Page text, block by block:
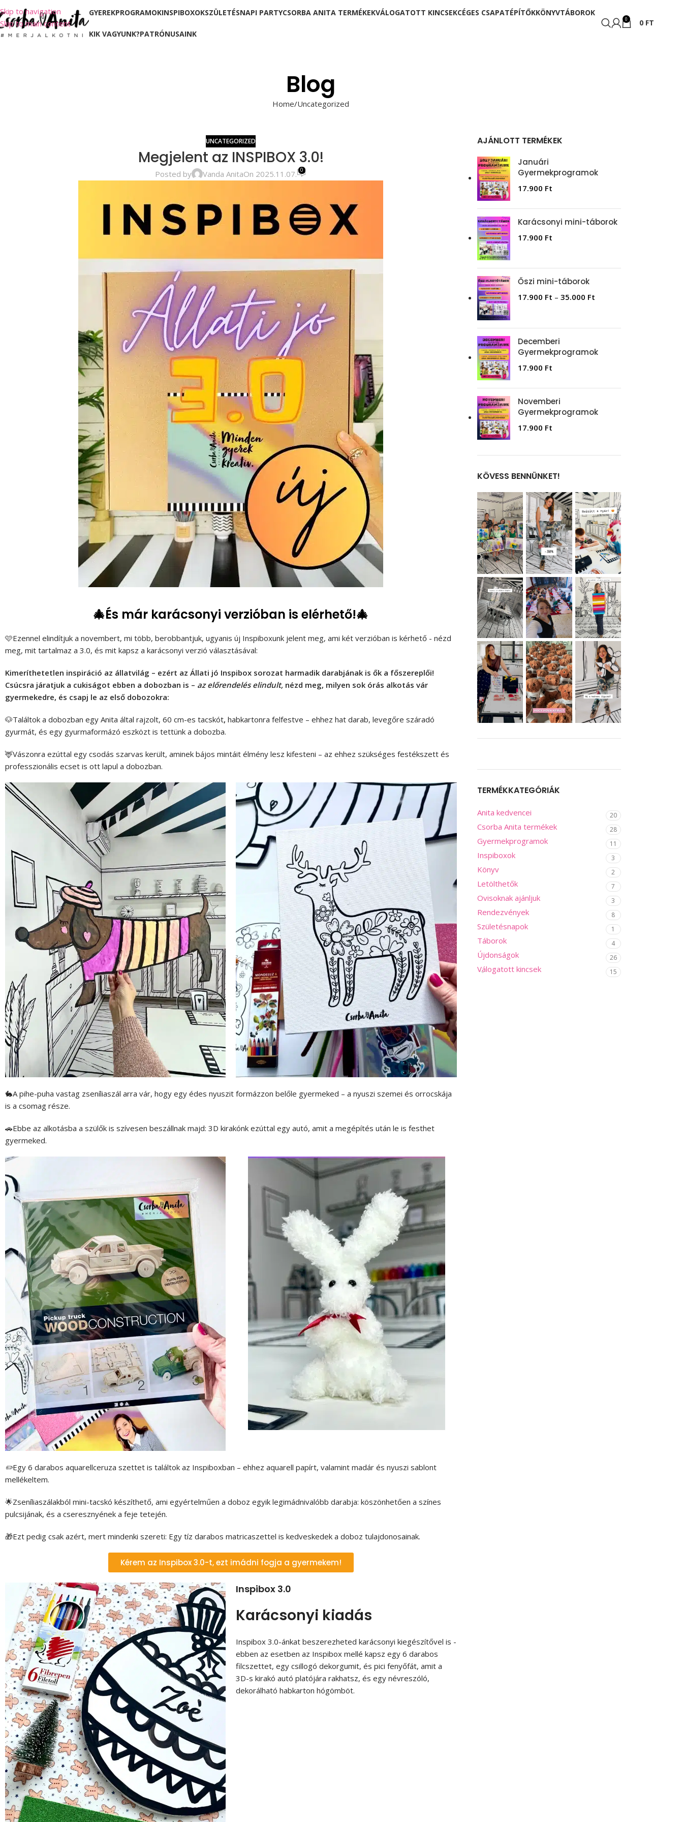
Skip to navigation
Skip to main content
GYEREKPROGRAMOKINSPIBOXOKSZÜLETÉSNAPI PARTYCSORBA ANITA TERMÉKEKVÁLOGATOTT KINCSEKCÉGES CSAPATÉPÍTŐKKÖNYVTÁBOROK
KIK VAGYUNK?PATRÓNUSAINK
0 0 FT
Blog
Home Uncategorized
UNCATEGORIZED
Megjelent az INSPIBOX 3.0!
Posted by Vanda AnitaOn 2025.11.07. 0
🎄És már karácsonyi verzióban is elérhető!🎄
🩷Ezennel elindítjuk a novembert, mi több, berobbantjuk, ugyanis új Inspiboxunk jelent meg, ami két verzióban is kérhető - nézd
meg, mit tartalmaz a 3.0, és mit kapsz a karácsonyi verzió választásával:
Kimeríthetetlen inspiráció az állatvilág – ezért az Állati jó Inspibox sorozat harmadik darabjának is ők a főszereplői!
Csúcsra járatjuk a cukiságot ebben a dobozban is – az előrendelés elindult, nézd meg, milyen sok órás alkotás vár
gyermekedre, és csapj le az első dobozokra:
🐶Találtok a dobozban egy Anita által rajzolt, 60 cm-es tacskót, habkartonra felfestve – ehhez hat darab, levegőre száradó
gyurmát, és egy gyurmaformázó eszközt is tettünk a dobozba.
🦌Vászonra ezúttal egy csodás szarvas került, aminek bájos mintáit élmény lesz kifesteni – az ehhez szükséges festékszett és
professzionális ecset is ott lapul a dobozban.
🐇A pihe-puha vastag zseníliaszál arra vár, hogy egy édes nyuszit formázzon belőle gyermeked – a nyuszi szemei és orrocskája
is a csomag része.
🚗Ebbe az alkotásba a szülők is szívesen beszállnak majd: 3D kirakónk ezúttal egy autó, amit a megépítés után le is festhet
gyermeked.
✏️Egy 6 darabos aquarellceruza szettet is találtok az Inspiboxban – ehhez aquarell papírt, valamint madár és nyuszi sablont
mellékeltem.
🌟Zseníliaszálakból mini-tacskó készíthető, ami egyértelműen a doboz egyik legimádnivalóbb darabja: köszönhetően a színes
pulcsijának, és a cseresznyének a feje tetején.
🎁Ezt pedig csak azért, mert mindenki szereti: Egy tíz darabos matricaszettel is kedveskedek a doboz tulajdonosainak.
Kérem az Inspibox 3.0-t, ezt imádni fogja a gyermekem!
Inspibox 3.0
Karácsonyi kiadás
Inspibox 3.0-ánkat beszerezheted karácsonyi kiegészítővel is -
ebben az esetben az Inspibox mellé kapsz egy 6 darabos
filcszettet, egy csillogó dekorgumit, és pici fenyőfát, amit a
3D-s kirakó autó platójára rakhatsz, és egy névreszóló,
dekorálható habkarton hógömböt.
AJÁNLOTT TERMÉKEK
Januári
Gyermekprogramok
17.900 Ft
Karácsonyi mini-táborok
17.900 Ft
Őszi mini-táborok
17.900 Ft – 35.000 Ft
Decemberi
Gyermekprogramok
17.900 Ft
Novemberi
Gyermekprogramok
17.900 Ft
KÖVESS BENNÜNKET!
TERMÉKKATEGÓRIÁK
Anita kedvencei 20
Csorba Anita termékek 28
Gyermekprogramok 11
Inspiboxok 3
Könyv 2
Letölthetők 7
Ovisoknak ajánljuk 3
Rendezvények 8
Születésnapok 1
Táborok 4
Újdonságok 26
Válogatott kincsek 15